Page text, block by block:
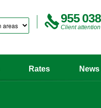
955
Client
Rates News